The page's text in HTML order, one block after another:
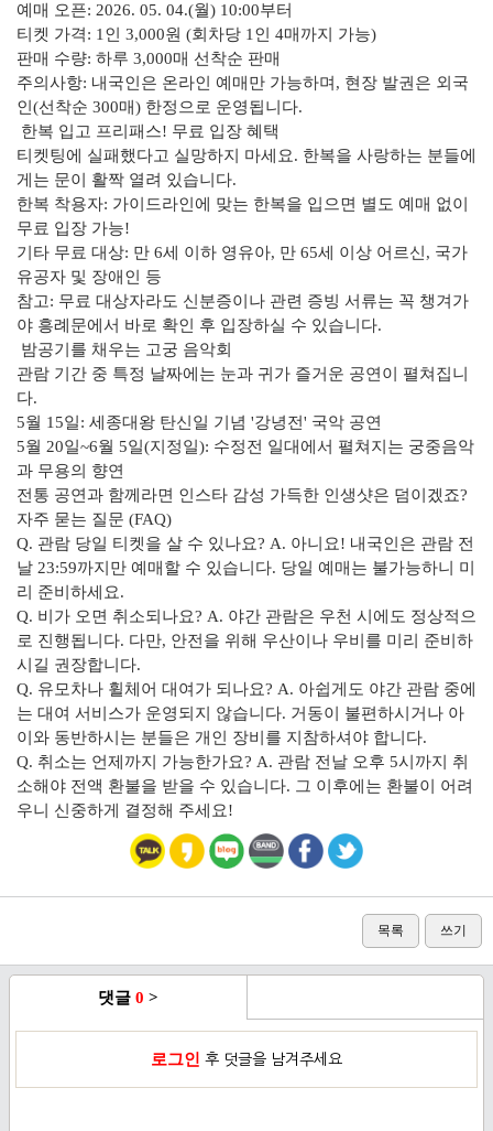
예매 오픈: 2026. 05. 04.(월) 10:00부터
티켓 가격: 1인 3,000원 (회차당 1인 4매까지 가능)
판매 수량: 하루 3,000매 선착순 판매
주의사항: 내국인은 온라인 예매만 가능하며, 현장 발권은 외국
인(선착순 300매) 한정으로 운영됩니다.
한복 입고 프리패스! 무료 입장 혜택
티켓팅에 실패했다고 실망하지 마세요. 한복을 사랑하는 분들에
게는 문이 활짝 열려 있습니다.
한복 착용자: 가이드라인에 맞는 한복을 입으면 별도 예매 없이
무료 입장 가능!
기타 무료 대상: 만 6세 이하 영유아, 만 65세 이상 어르신, 국가
유공자 및 장애인 등
참고: 무료 대상자라도 신분증이나 관련 증빙 서류는 꼭 챙겨가
야 흥례문에서 바로 확인 후 입장하실 수 있습니다.
밤공기를 채우는 고궁 음악회
관람 기간 중 특정 날짜에는 눈과 귀가 즐거운 공연이 펼쳐집니
다.
5월 15일: 세종대왕 탄신일 기념 '강녕전' 국악 공연
5월 20일~6월 5일(지정일): 수정전 일대에서 펼쳐지는 궁중음악
과 무용의 향연
전통 공연과 함께라면 인스타 감성 가득한 인생샷은 덤이겠죠?
자주 묻는 질문 (FAQ)
Q. 관람 당일 티켓을 살 수 있나요? A. 아니요! 내국인은 관람 전
날 23:59까지만 예매할 수 있습니다. 당일 예매는 불가능하니 미
리 준비하세요.
Q. 비가 오면 취소되나요? A. 야간 관람은 우천 시에도 정상적으
로 진행됩니다. 다만, 안전을 위해 우산이나 우비를 미리 준비하
시길 권장합니다.
Q. 유모차나 휠체어 대여가 되나요? A. 아쉽게도 야간 관람 중에
는 대여 서비스가 운영되지 않습니다. 거동이 불편하시거나 아
이와 동반하시는 분들은 개인 장비를 지참하셔야 합니다.
Q. 취소는 언제까지 가능한가요? A. 관람 전날 오후 5시까지 취
소해야 전액 환불을 받을 수 있습니다. 그 이후에는 환불이 어려
우니 신중하게 결정해 주세요!
목록 쓰기
댓글 0 >
로그인 후 덧글을 남겨주세요